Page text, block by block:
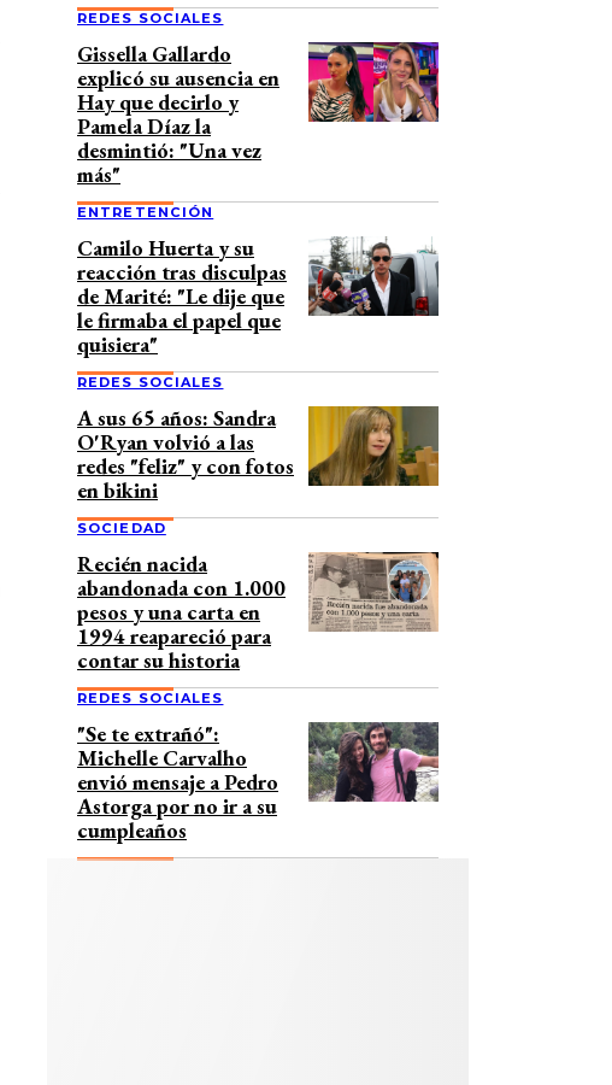
REDES SOCIALES
Gissella Gallardo
explicó su ausencia en
Hay que decirlo y
Pamela Díaz la
desmintió: "Una vez
más"
ENTRETENCIÓN
Camilo Huerta y su
reacción tras disculpas
de Marité: "Le dije que
le firmaba el papel que
quisiera"
REDES SOCIALES
A sus 65 años: Sandra
O'Ryan volvió a las
redes "feliz" y con fotos
en bikini
SOCIEDAD
Recién nacida
abandonada con 1.000
pesos y una carta en
1994 reapareció para
contar su historia
REDES SOCIALES
"Se te extrañó":
Michelle Carvalho
envió mensaje a Pedro
Astorga por no ir a su
cumpleaños